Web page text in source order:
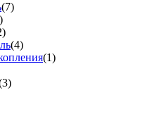
(7)
(4)
(1)